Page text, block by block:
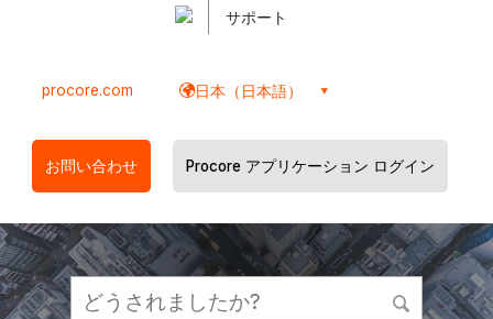
サポート
procore.com 日本（日本語）
お問い合わせ Procore アプリケーション ログイン